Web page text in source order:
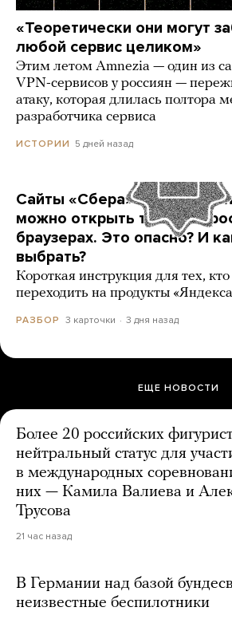
«Теоретически они могут
любой сервис целиком»
Этим летом Amnezia — один из
VPN-сервисов у россиян —
атаку, которая длилась полтора
разработчика сервиса
ИСТОРИИ 5 дней назад
Сайты «Сбера» и других
можно открыть только в
браузерах. Это опасно? И
выбрать?
Короткая инструкция для тех, кто
переходить на продукты
РАЗБОР 3 карточки 3 дня назад
ЕЩЕ НОВОСТИ
Более 20 российских
нейтральный статус для
в международных
них — Камила Валиева и
Трусова
21 час назад
В Германии над базой
неизвестные беспилотники